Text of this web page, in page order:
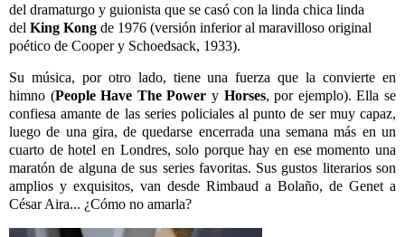
del dramaturgo y guionista que se casó con la linda chica linda
del King Kong de 1976 (versión inferior al maravilloso original
poético de Cooper y Schoedsack, 1933).
Su música, por otro lado, tiene una fuerza que la convierte en
himno (People Have The Power y Horses, por ejemplo). Ella se
confiesa amante de las series policiales al punto de ser muy capaz,
luego de una gira, de quedarse encerrada una semana más en un
cuarto de hotel en Londres, solo porque hay en ese momento una
maratón de alguna de sus series favoritas. Sus gustos literarios son
amplios y exquisitos, van desde Rimbaud a Bolaño, de Genet a
César Aira... ¿Cómo no amarla?